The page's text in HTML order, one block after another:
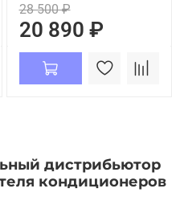
28 500 ₽
20 890 ₽
дистрибьютор
кондиционеров